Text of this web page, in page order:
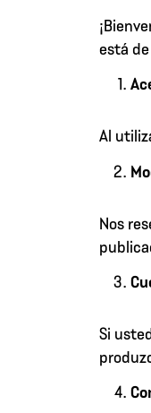
está
Al
Nos
Si